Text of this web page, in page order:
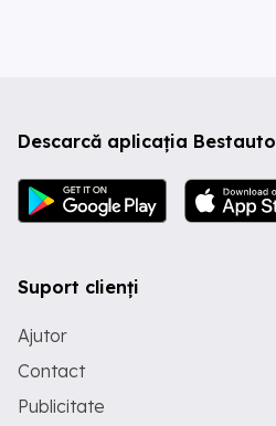
Descarcă aplicația Bestauto
Suport clienți
Ajutor
Contact
Publicitate